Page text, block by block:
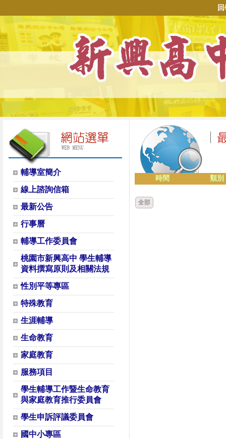
輔導室簡介
線上諮詢信箱
最新公告
行事曆
輔導工作委員會
桃園市新興高中 學生輔導
資料撰寫原則及相關法規
性別平等專區
特殊教育
生涯輔導
生命教育
家庭教育
服務項目
學生輔導工作暨生命教育
與家庭教育推行委員會
學生申訴評議委員會
國中小專區
時間 類別
全部